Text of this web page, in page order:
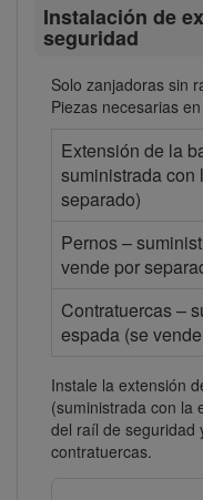
Instalación de
seguridad
Solo zanjadoras sin
Piezas necesarias
Extensión de la
suministrada con
separado)
Pernos –
vende por
Contratuercas –
espada (se
Instale la extensión
(suministrada con la
del raíl de seguridad
contratuercas.